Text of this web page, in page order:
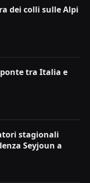
dei colli sulle Alpi
tra Italia e
stagionali
Seyjoun a